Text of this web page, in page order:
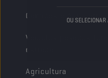
OU
Camiões e Autocarros
Veículos pesados fora
estrada
Agricultura